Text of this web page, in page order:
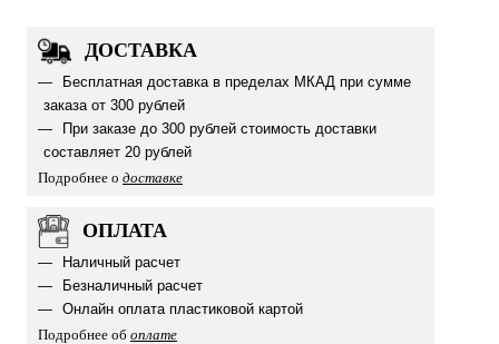
ДОСТАВКА
Бесплатная доставка в пределах МКАД при сумме
заказа от 300 рублей
При заказе до 300 рублей стоимость доставки
составляет 20 рублей
Подробнее о доставке
ОПЛАТА
Наличный расчет
Безналичный расчет
Онлайн оплата пластиковой картой
Подробнее об оплате